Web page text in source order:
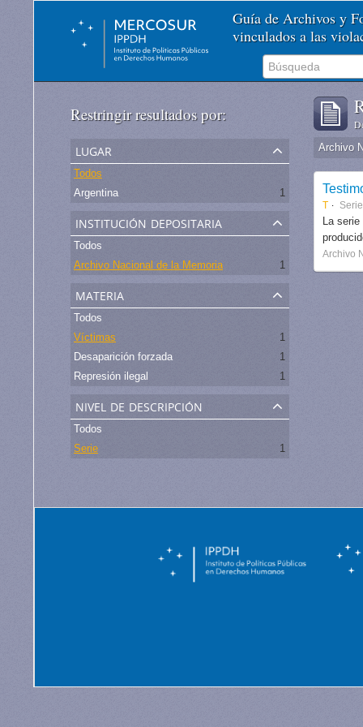
Guía de Archivos y
vinculados a las
Restringir resultados por:
lugar
Todos
Argentina
1
institución depositaria
Todos
Archivo Nacional de la Memoria
1
materia
Todos
Víctimas
1
Desaparición forzada
1
Represión ilegal
1
nivel de descripción
Todos
Serie
1
Archivo
T Serie
La
Archivo